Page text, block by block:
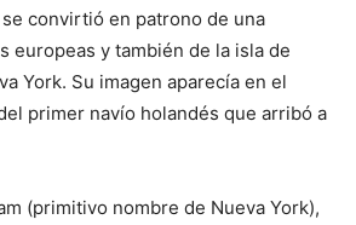
convirtió en patrono de una
europeas y también de la isla de
York. Su imagen aparecía en el
primer navío holandés que arribó a
(primitivo nombre de Nueva York),